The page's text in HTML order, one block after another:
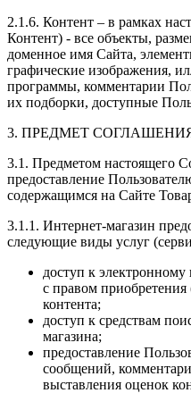
2.1.6. Контент – в рамках
Контент) - все объекты,
доменное имя Сайта,
графические изображения,
программы, комментарии
их подборки, доступные
3. ПРЕДМЕТ
3.1. Предметом настоящего
предоставление
содержащимся на Сайте
3.1.1. Интернет-магазин
следующие виды услуг
доступ к электронному
с правом приобретения
контента;
доступ к средствам
магазина;
предоставление
сообщений,
выставления оценок